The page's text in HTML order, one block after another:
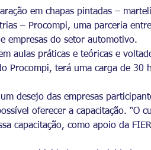
em chapas pintadas –
– Procompi, uma parceria
empresas do setor automotivo.
aulas práticas e teóricas e
Procompi, terá uma carga de 30
desejo das empresas
oferecer a capacitação. “O
capacitação, como apoio da